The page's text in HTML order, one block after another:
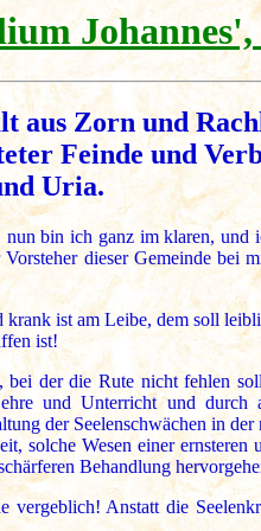
Zorn und
Feinde und
Uria.
bin ich ganz im klaren,
dieser Gemeinde bei
ist am Leibe, dem soll
ist!
der die Rute nicht fehlen
und Unterricht und durch
der Seelenschwächen in der
solche Wesen einer
Behandlung
Anstatt die